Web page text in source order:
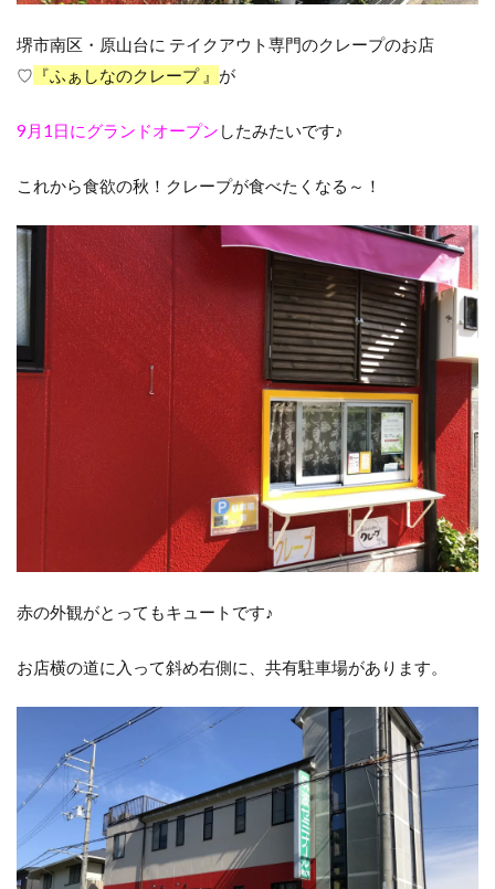
堺市南区・原山台に テイクアウト専門のクレープのお店
♡ 『ふぁしなのクレープ 』 が
9月1日にグランドオープン したみたいです♪
これから食欲の秋！クレープが食べたくなる～！
赤の外観がとってもキュートです♪
お店横の道に入って斜め右側に、共有駐車場があります。